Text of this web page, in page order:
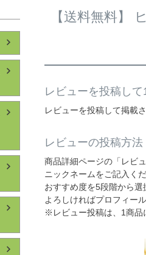
【送料無料】
レビューを投稿し
レビューを投稿して掲載
レビューの投稿方法
商品詳細ページの「レビ
ニックネームをご記入くだ
おすすめ度を5段階から選
よろしければプロフィー
※レビュー投稿は、1商品